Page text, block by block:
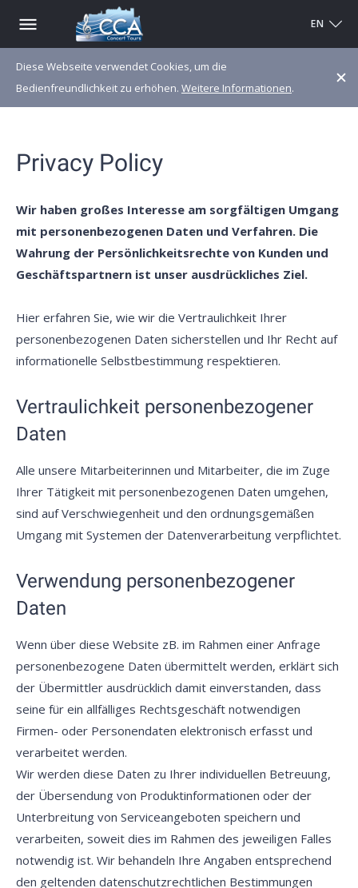
EN
Diese Webseite verwendet Cookies, um die
Bedienfreundlichkeit zu erhöhen. Weitere Informationen.
Privacy Policy
Wir haben großes Interesse am sorgfältigen Umgang
mit personenbezogenen Daten und Verfahren. Die
Wahrung der Persönlichkeitsrechte von Kunden und
Geschäftspartnern ist unser ausdrückliches Ziel.
Hier erfahren Sie, wie wir die Vertraulichkeit Ihrer
personenbezogenen Daten sicherstellen und Ihr Recht auf
informationelle Selbstbestimmung respektieren.
Vertraulichkeit personenbezogener
Daten
Alle unsere Mitarbeiterinnen und Mitarbeiter, die im Zuge
Ihrer Tätigkeit mit personenbezogenen Daten umgehen,
sind auf Verschwiegenheit und den ordnungsgemäßen
Umgang mit Systemen der Datenverarbeitung verpflichtet.
Verwendung personenbezogener
Daten
Wenn über diese Website zB. im Rahmen einer Anfrage
personenbezogene Daten übermittelt werden, erklärt sich
der Übermittler ausdrücklich damit einverstanden, dass
seine für ein allfälliges Rechtsgeschäft notwendigen
Firmen- oder Personendaten elektronisch erfasst und
verarbeitet werden.
Wir werden diese Daten zu Ihrer individuellen Betreuung,
der Übersendung von Produktinformationen oder der
Unterbreitung von Serviceangeboten speichern und
verarbeiten, soweit dies im Rahmen des jeweiligen Falles
notwendig ist. Wir behandeln Ihre Angaben entsprechend
den geltenden datenschutzrechtlichen Bestimmungen